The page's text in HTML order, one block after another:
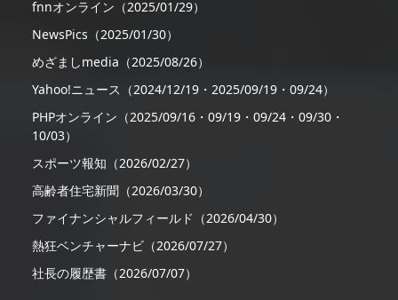
fnnオンライン（2025/01/29）
NewsPics（2025/01/30）
めざましmedia（2025/08/26）
Yahoo!ニュース（2024/12/19・2025/09/19・09/24）
PHPオンライン（2025/09/16・09/19・09/24・09/30・
10/03）
スポーツ報知（2026/02/27）
高齢者住宅新聞（2026/03/30）
ファイナンシャルフィールド（2026/04/30）
熱狂ベンチャーナビ（2026/07/27）
社長の履歴書（2026/07/07）